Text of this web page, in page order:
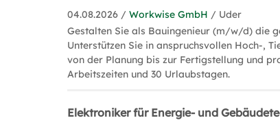
04.08.2026 /Workwise GmbH / Uder
Gestalten Sie als Bauingenieur (m/w/d) die
Unterstützen Sie in anspruchsvollen Hoch-,
von der Planung bis zur Fertigstellung und
Arbeitszeiten und 30 Urlaubstagen.
Elektroniker für Energie- und